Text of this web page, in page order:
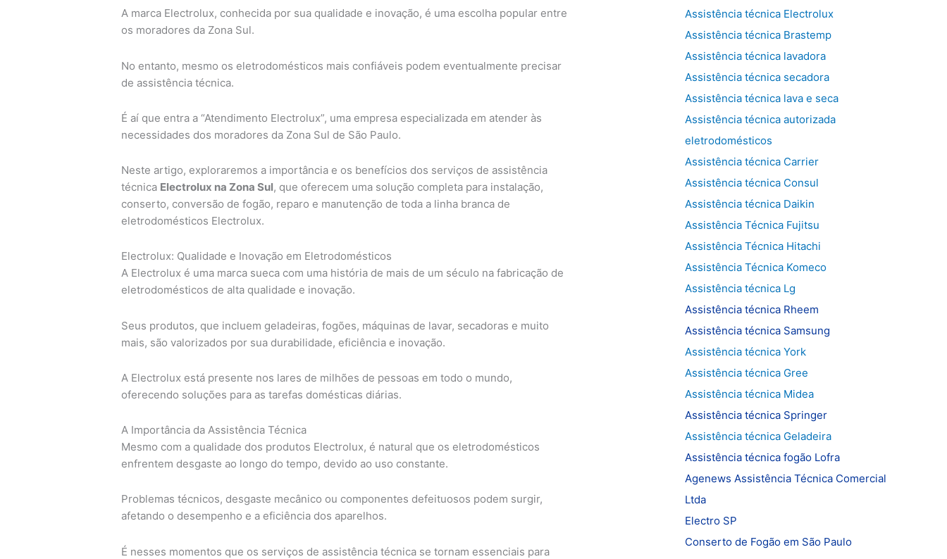
A marca Electrolux, conhecida por sua qualidade e inovação, é uma escolha popular entre
os moradores da Zona Sul.
No entanto, mesmo os eletrodomésticos mais confiáveis podem eventualmente precisar
de assistência técnica.
É aí que entra a “Atendimento Electrolux”, uma empresa especializada em atender às
necessidades dos moradores da Zona Sul de São Paulo.
Neste artigo, exploraremos a importância e os benefícios dos serviços de assistência
técnica Electrolux na Zona Sul, que oferecem uma solução completa para instalação,
conserto, conversão de fogão, reparo e manutenção de toda a linha branca de
eletrodomésticos Electrolux.
Electrolux: Qualidade e Inovação em Eletrodomésticos
A Electrolux é uma marca sueca com uma história de mais de um século na fabricação de
eletrodomésticos de alta qualidade e inovação.
Seus produtos, que incluem geladeiras, fogões, máquinas de lavar, secadoras e muito
mais, são valorizados por sua durabilidade, eficiência e inovação.
A Electrolux está presente nos lares de milhões de pessoas em todo o mundo,
oferecendo soluções para as tarefas domésticas diárias.
A Importância da Assistência Técnica
Mesmo com a qualidade dos produtos Electrolux, é natural que os eletrodomésticos
enfrentem desgaste ao longo do tempo, devido ao uso constante.
Problemas técnicos, desgaste mecânico ou componentes defeituosos podem surgir,
afetando o desempenho e a eficiência dos aparelhos.
É nesses momentos que os serviços de assistência técnica se tornam essenciais para
Assistência técnica Electrolux
Assistência técnica Brastemp
Assistência técnica lavadora
Assistência técnica secadora
Assistência técnica lava e seca
Assistência técnica autorizada
eletrodomésticos
Assistência técnica Carrier
Assistência técnica Consul
Assistência técnica Daikin
Assistência Técnica Fujitsu
Assistência Técnica Hitachi
Assistência Técnica Komeco
Assistência técnica Lg
Assistência técnica Rheem
Assistência técnica Samsung
Assistência técnica York
Assistência técnica Gree
Assistência técnica Midea
Assistência técnica Springer
Assistência técnica Geladeira
Assistência técnica fogão Lofra
Agenews Assistência Técnica Comercial
Ltda
Electro SP
Conserto de Fogão em São Paulo